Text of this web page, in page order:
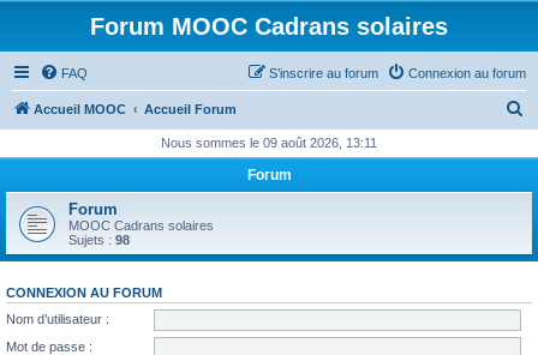
Forum MOOC Cadrans solaires
FAQ Connexion au forum
S’inscrire au forum
Accueil MOOC Accueil Forum
h
r
Nous sommes le 09 août 2026, 13:11
Forum
Forum
MOOC Cadrans solaires
Sujets : 98
CONNEXION AU FORUM
Nom d’utilisateur :
Mot de passe :